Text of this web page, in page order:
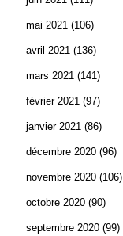
mai 2021 (106)
avril 2021 (136)
mars 2021 (141)
février 2021 (97)
janvier 2021 (86)
décembre 2020 (96)
novembre 2020 (106)
octobre 2020 (90)
septembre 2020 (99)